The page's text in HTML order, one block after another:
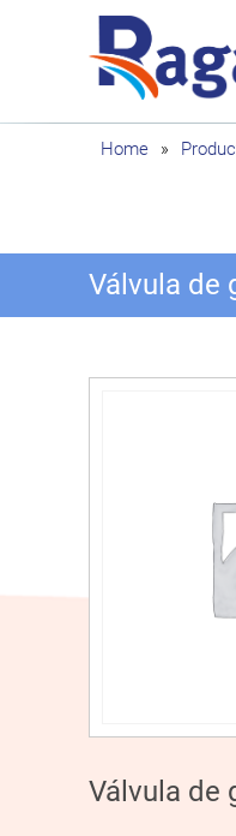
Home »
Válvula de
Válvula de